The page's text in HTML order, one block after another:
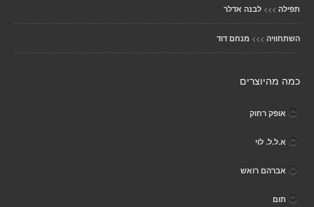
תפילה >>> לבנה אדלר
השתחוויה >>> מנחם דוד
כמה מהיוצרים
אופק רחוק
א.ל.ל. לוי
אברהם רואש
תום